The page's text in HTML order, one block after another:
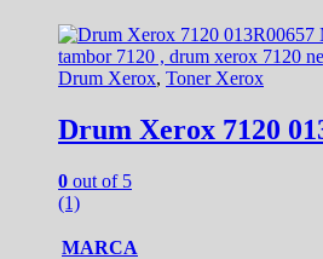
Drum Xerox, Toner Xerox
Drum Xerox 7120
0 out of 5
(1)
MARCA